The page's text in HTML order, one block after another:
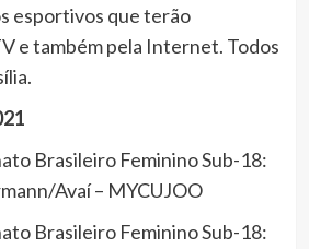
esportivos que terão
e também pela Internet. Todos
Brasileiro Feminino Sub-18:
Avaí – MYCUJOO
Brasileiro Feminino Sub-18: